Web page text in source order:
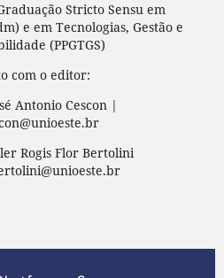
Stricto Sensu em
e em Tecnologias, Gestão e
(PPGTGS)
com o editor:
Antonio Cescon |
Rogis Flor Bertolini